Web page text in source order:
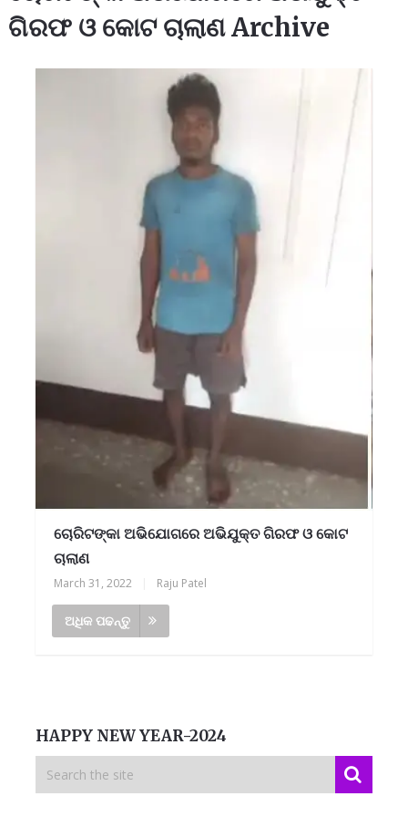
ଗିରଫ ଓ କୋଟ ଚାଲାଣ Archive
ଚୋରିଟଙ୍କା ଅଭିଯୋଗରେ ଅଭିଯୁକ୍ତ ଗିରଫ ଓ କୋଟ
ଚାଲାଣ
March 31, 2022 Raju Patel
ଅଧିକ ପଢନ୍ତୁ
HAPPY NEW YEAR-2024